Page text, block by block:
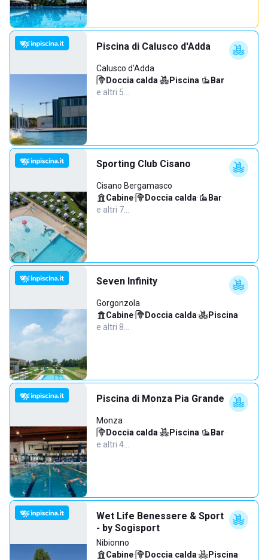
Piscina di Calusco d'Adda
Calusco d'Adda
Doccia calda· Piscina· Bar·
e altri 5…
Sporting Club Cisano
Cisano Bergamasco
Cabine· Doccia calda· Bar·
e altri 7…
Seven Infinity
Gorgonzola
Cabine· Doccia calda· Piscina·
e altri 8…
Piscina di Monza Pia Grande
Monza
Doccia calda· Piscina· Bar·
e altri 4…
Wet Life Benessere & Sport
- by Sogisport
Nibionno
Cabine· Doccia calda· Piscina·